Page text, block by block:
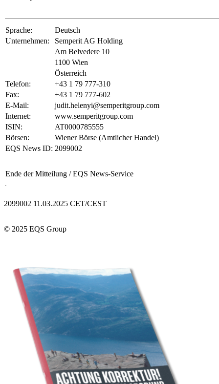
Sprache:
Deutsch
Unternehmen:
Semperit AG Holding
Am Belvedere 10
1100 Wien
Österreich
Telefon:
+43 1 79 777-310
Fax:
+43 1 79 777-602
E-Mail:
judit.helenyi@semperitgroup.com
Internet:
www.semperitgroup.com
ISIN:
AT0000785555
Börsen:
Wiener Börse (Amtlicher Handel)
EQS News ID: 2099002
Ende der Mitteilung / EQS News-Service
2099002 11.03.2025 CET/CEST
© 2025 EQS Group